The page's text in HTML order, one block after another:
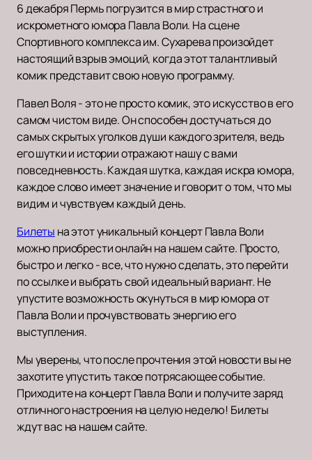
6 декабря Пермь погрузится в мир страстного и
искрометного юмора Павла Воли. На сцене
Спортивного комплекса им. Сухарева произойдет
настоящий взрыв эмоций, когда этот талантливый
комик представит свою новую программу.
Павел Воля - это не просто комик, это искусство в его
самом чистом виде. Он способен достучаться до
самых скрытых уголков души каждого зрителя, ведь
его шутки и истории отражают нашу с вами
повседневность. Каждая шутка, каждая искра юмора,
каждое слово имеет значение и говорит о том, что мы
видим и чувствуем каждый день.
Билеты на этот уникальный концерт Павла Воли
можно приобрести онлайн на нашем сайте. Просто,
быстро и легко - все, что нужно сделать, это перейти
по ссылке и выбрать свой идеальный вариант. Не
упустите возможность окунуться в мир юмора от
Павла Воли и прочувствовать энергию его
выступления.
Мы уверены, что после прочтения этой новости вы не
захотите упустить такое потрясающее событие.
Приходите на концерт Павла Воли и получите заряд
отличного настроения на целую неделю! Билеты
ждут вас на нашем сайте.